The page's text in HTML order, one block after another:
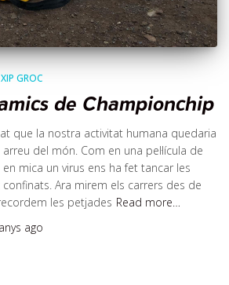
GROC
de Championchip
que la nostra activitat humana quedaria
del món. Com en una pel·lícula de
mica un virus ens ha fet tancar les
Ara mirem els carrers des de
les petjades Read more…
ago